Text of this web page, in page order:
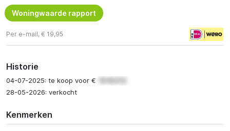
Woningwaarde rapport
Per e-mail, € 19,95
Historie
04-07-2025: te koop voor €
28-05-2026: verkocht
Kenmerken